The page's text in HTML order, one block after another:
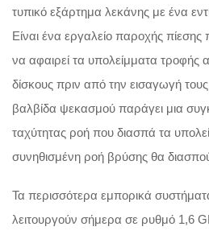
τυπικό εξάρτημα λεκάνης με ένα
Είναι ένα εργαλείο παροχής πίεσης
να αφαιρεί τα υπολείμματα τροφής
δίσκους πριν από την εισαγωγή
βαλβίδα ψεκασμού παράγει μια
ταχύτητας ροή που διασπά τα
συνηθισμένη ροή βρύσης θα
Τα περισσότερα εμπορικά
λειτουργούν σήμερα σε ρυθμό 1,6